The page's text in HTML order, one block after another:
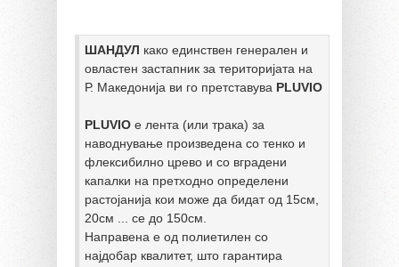
ШАНДУЛ како единствен генерален и
овластен застапник за територијата на
Р. Македонија ви го претставува PLUVIO
PLUVIO е лента (или трака) за
наводнување произведена со тенко и
флексибилно црево и со вградени
капалки на претходно определени
растојанија кои може да бидат од 15см,
20см ... се до 150см.
Направена е од полиетилен со
најдобар квалитет, што гарантира